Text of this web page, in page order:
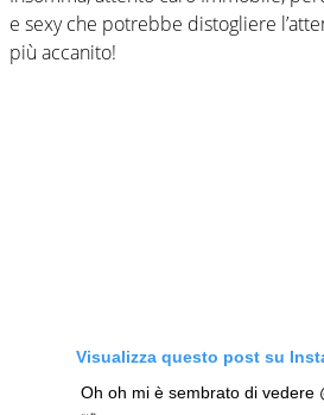
e sexy che potrebbe distogliere
più accanito!
Visualizza questo post su
Oh oh mi è sembrato di vedere